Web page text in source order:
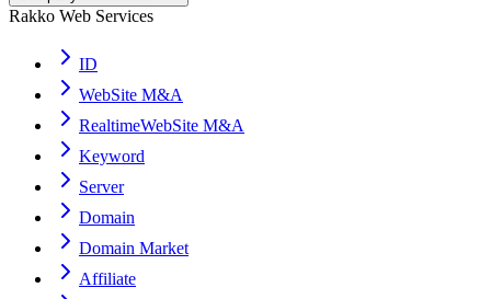
Rakko Web Services
ID
WebSite M&A
RealtimeWebSite M&A
Keyword
Server
Domain
Domain Market
Affiliate